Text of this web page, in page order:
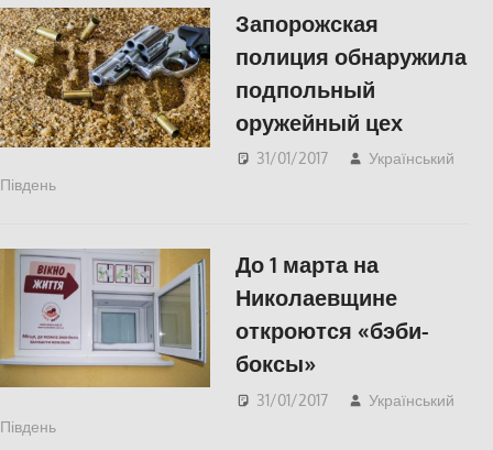
Запорожская
полиция обнаружила
подпольный
оружейный цех
31/01/2017
Український
Південь
До 1 марта на
Николаевщине
откроются «бэби-
боксы»
31/01/2017
Український
Південь